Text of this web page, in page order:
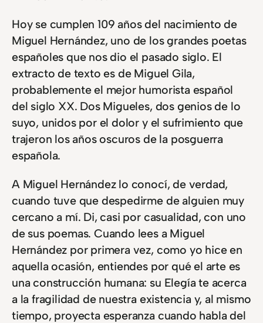
Hoy se cumplen 109 años del nacimiento de
Miguel Hernández, uno de los grandes poetas
españoles que nos dio el pasado siglo. El
extracto de texto es de Miguel Gila,
probablemente el mejor humorista español
del siglo XX. Dos Migueles, dos genios de lo
suyo, unidos por el dolor y el sufrimiento que
trajeron los años oscuros de la posguerra
española.
A Miguel Hernández lo conocí, de verdad,
cuando tuve que despedirme de alguien muy
cercano a mí. Di, casi por casualidad, con uno
de sus poemas. Cuando lees a Miguel
Hernández por primera vez, como yo hice en
aquella ocasión, entiendes por qué el arte es
una construcción humana: su Elegía te acerca
a la fragilidad de nuestra existencia y, al mismo
tiempo, proyecta esperanza cuando habla del